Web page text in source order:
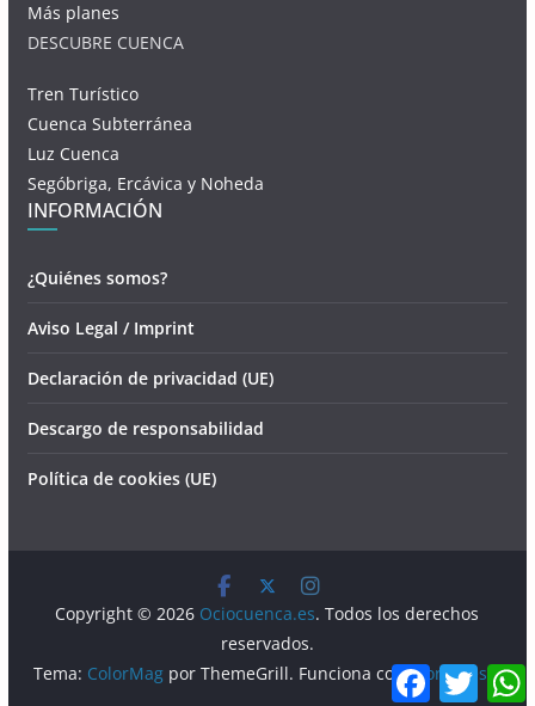
Más planes
DESCUBRE CUENCA
Tren Turístico
Cuenca Subterránea
Luz Cuenca
Segóbriga, Ercávica y Noheda
INFORMACIÓN
¿Quiénes somos?
Aviso Legal / Imprint
Declaración de privacidad (UE)
Descargo de responsabilidad
Política de cookies (UE)
Copyright © 2026 Ociocuenca.es. Todos los derechos
reservados.
Tema: ColorMag por ThemeGrill. Funciona conWordPress.
F
a
T
w